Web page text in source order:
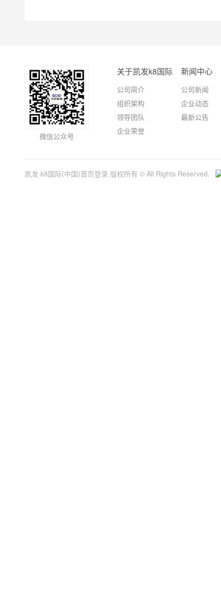
微信公众号
关于凯发k8国际
公司简介
组织架构
领导团队
企业荣誉
新闻中心
公司新闻
企业动态
最新公告
凯发·k8国际(中国)首页登录 版权所有 © All Rights Reserved.